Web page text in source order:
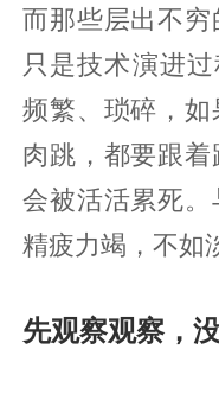
而那些层出不
只是技术演进
频繁、琐碎，
肉跳，都要跟
会被活活累死
精疲力竭，不如
先观察观察，